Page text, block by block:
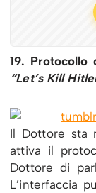
19. Protocollo
“Let’s Kill
Il Dottore sta
attiva il
Dottore di
L’interfaccia